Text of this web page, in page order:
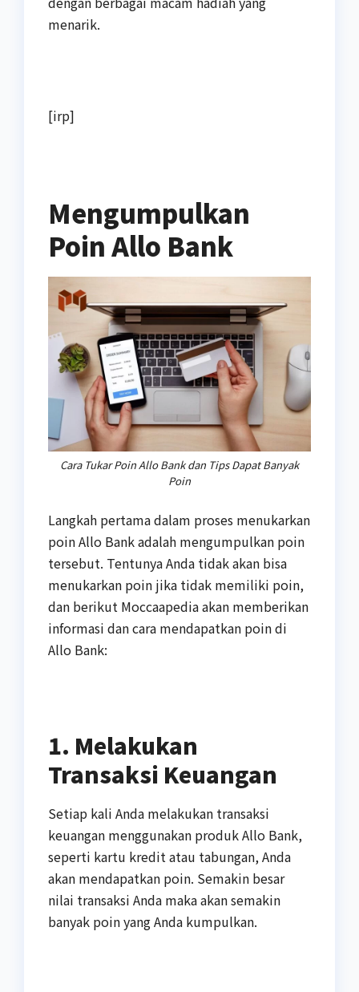
menarik.
[irp]
Mengumpulkan
Poin Allo Bank
Cara Tukar Poin Allo Bank dan Tips Dapat Banyak
Poin
Langkah pertama dalam proses menukarkan
poin Allo Bank adalah mengumpulkan poin
tersebut. Tentunya Anda tidak akan bisa
menukarkan poin jika tidak memiliki poin,
dan berikut Moccaapedia akan memberikan
informasi dan cara mendapatkan poin di
Allo Bank:
1. Melakukan
Transaksi Keuangan
Setiap kali Anda melakukan transaksi
keuangan menggunakan produk Allo Bank,
seperti kartu kredit atau tabungan, Anda
akan mendapatkan poin. Semakin besar
nilai transaksi Anda maka akan semakin
banyak poin yang Anda kumpulkan.